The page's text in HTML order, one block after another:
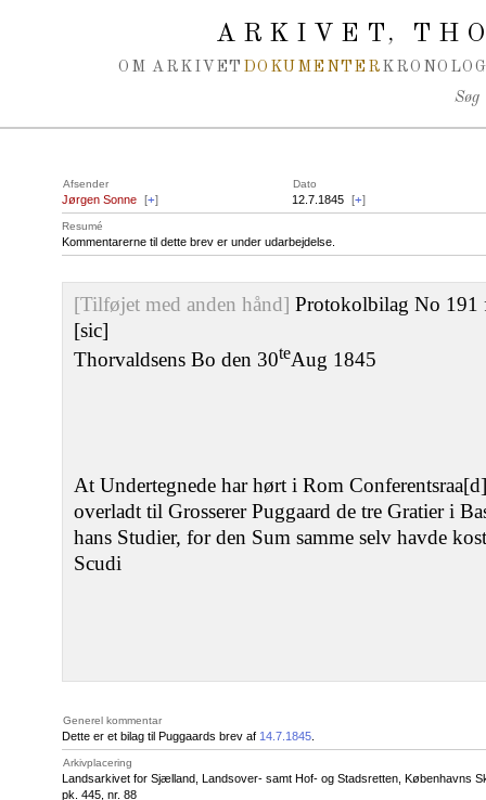
ARKIVET,
OM ARKIVET DOKUMENTER
Søg
Afsender Dato
Jørgen Sonne [+] 12.7.1845 [+]
Resumé
Kommentarerne til dette brev er under udarbejdelse.
[Tilføjet med anden hånd] Protokolbilag No 191
[sic]
Thorvaldsens Bo den 30teAug 1845
At Undertegnede har hørt i Rom
overladt til Grosserer Puggaard de tre Gratier i
hans Studier, for den Sum samme selv havde
Scudi
Generel kommentar
Dette er et bilag til Puggaards brev af 14.7.1845
Arkivplacering
Landsarkivet for Sjælland, Landsover- samt Hof- og Stadsretten, Københavns
pk. 445, nr. 88